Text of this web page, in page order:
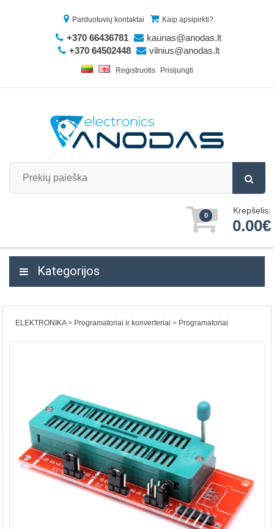
Parduotuvių kontaktai Kaip apsipirkti?
+370 66436781
kaunas@anodas.lt
+370 64502448
vilnius@anodas.lt
Registruotis Prisijungti
0 Krepšelis:
0.00€
Kategorijos
ELEKTRONIKA Programatoriai ir konverteriai Programatoriai